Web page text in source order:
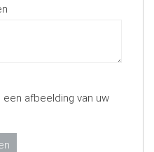
afbeelding van uw